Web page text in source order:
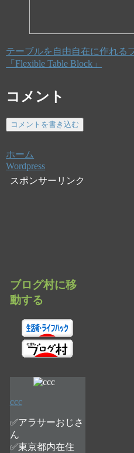
テーブルを自由自在に作れる
「Flexible Table Block」
コメント
コメントを書き込む
ホーム
Wordpress
スポンサーリンク
ブログ村に移
動する
ccc
✅アラサーおじさ
ん
✅東京都内在住